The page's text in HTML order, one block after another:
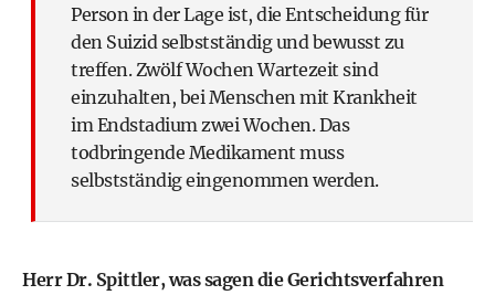
Person in der Lage ist, die Entscheidung für
den Suizid selbstständig und bewusst zu
treffen. Zwölf Wochen Wartezeit sind
einzuhalten, bei Menschen mit Krankheit
im Endstadium zwei Wochen. Das
todbringende Medikament muss
selbstständig eingenommen werden.
Herr Dr. Spittler, was sagen die Gerichtsverfahren